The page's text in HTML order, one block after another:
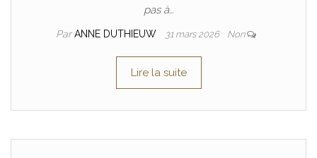
pas à…
ParANNE DUTHIEUW 31 mars 2026 Non
Lire la suite